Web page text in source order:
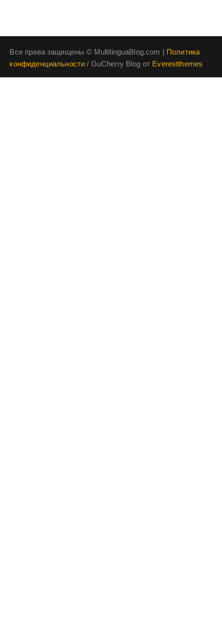
Все права защищены © MultilinguaBlog.com | Политика
конфиденциальности / GuCherry Blog от Everestthemes